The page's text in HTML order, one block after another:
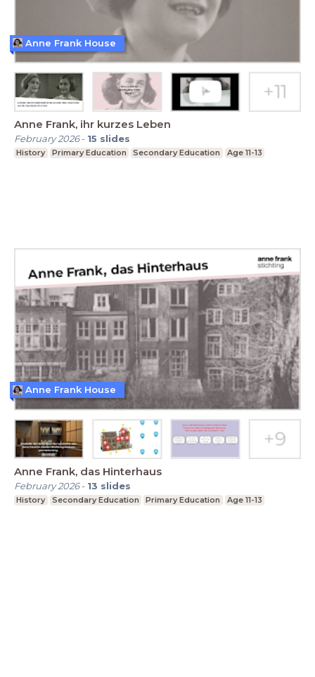
Anne Frank, ihr kurzes Leben
February 2026- 15 slides
History Primary Education Secondary Education Age 11-13
Anne Frank House
Anne Frank, das Hinterhaus
February 2026- 13 slides
History Secondary Education Primary Education Age 11-13
Anne Frank House